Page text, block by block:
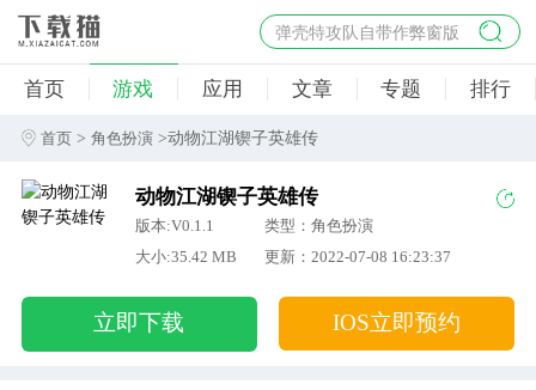
弹壳特攻队自带作弊窗版
杀手47行动
地狱幸存者破解版
首页 游戏 应用 文章 专题 排行
首页 >角色扮演 >动物江湖锲子英雄传
动物江湖锲子英雄传
版本:V0.1.1
类型：角色扮演
大小:35.42 MB
更新：2022-07-08 16:23:37
立即下载 IOS立即预约